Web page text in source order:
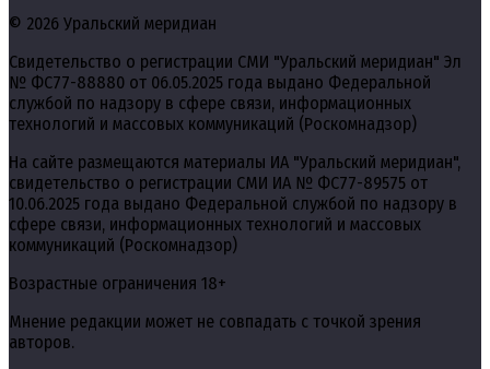
© 2026 Уральский меридиан
Свидетельство о регистрации СМИ "Уральский меридиан" Эл
№ ФС77-88880 от 06.05.2025 года выдано Федеральной
службой по надзору в сфере связи, информационных
технологий и массовых коммуникаций (Роскомнадзор)
На сайте размещаются материалы ИА "Уральский меридиан",
свидетельство о регистрации СМИ ИА № ФС77-89575 от
10.06.2025 года выдано Федеральной службой по надзору в
сфере связи, информационных технологий и массовых
коммуникаций (Роскомнадзор)
Возрастные ограничения 18+
Мнение редакции может не совпадать с точкой зрения
авторов.